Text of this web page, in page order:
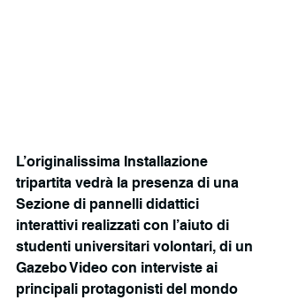
L’originalissima Installazione
tripartita vedrà la presenza di una
Sezione di pannelli didattici
interattivi realizzati con l’aiuto di
studenti universitari volontari, di un
Gazebo Video con interviste ai
principali protagonisti del mondo